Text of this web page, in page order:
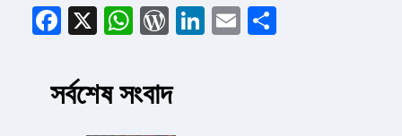
Facebook
X WhatsApp
WordPress
LinkedIn
Email
সর্বশেষ সংবাদ